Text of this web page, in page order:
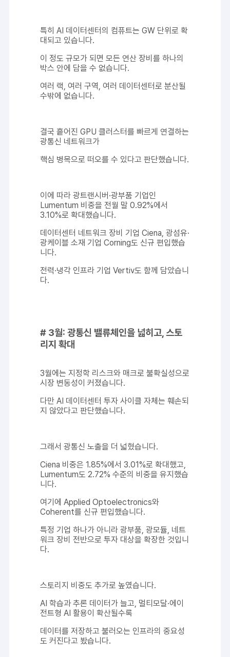
특히 AI 데이터센터의 컴퓨트는 GW 단위로 확
대되고 있습니다.
이 정도 규모가 되면 모든 연산 장비를 하나의
박스 안에 담을 수 없습니다.
여러 랙, 여러 구역, 여러 데이터센터로 분산될
수밖에 없습니다.
결국 흩어진 GPU 클러스터를 빠르게 연결하는
광통신 네트워크가
핵심 병목으로 떠오를 수 있다고 판단했습니다.
이에 따라 광트랜시버·광부품 기업인
Lumentum 비중을 전월 말 0.92%에서
3.10%로 확대했습니다.
데이터센터 네트워크 장비 기업 Ciena, 광섬유·
광케이블 소재 기업 Corning도 신규 편입했습
니다.
전력·냉각 인프라 기업 Vertiv도 함께 담았습니
다.
# 3월: 광통신 밸류체인을 넓히고, 스토
리지 확대
3월에는 지정학 리스크와 매크로 불확실성으로
시장 변동성이 커졌습니다.
다만 AI 데이터센터 투자 사이클 자체는 훼손되
지 않았다고 판단했습니다.
그래서 광통신 노출을 더 넓혔습니다.
Ciena 비중은 1.85%에서 3.01%로 확대했고,
Lumentum도 2.72% 수준의 비중을 유지했습
니다.
여기에 Applied Optoelectronics와
Coherent를 신규 편입했습니다.
특정 기업 하나가 아니라 광부품, 광모듈, 네트
워크 장비 전반으로 투자 대상을 확장한 것입니
다.
스토리지 비중도 추가로 높였습니다.
AI 학습과 추론 데이터가 늘고, 멀티모달·에이
전트형 AI 활용이 확산될수록
데이터를 저장하고 불러오는 인프라의 중요성
도 커진다고 봤습니다.